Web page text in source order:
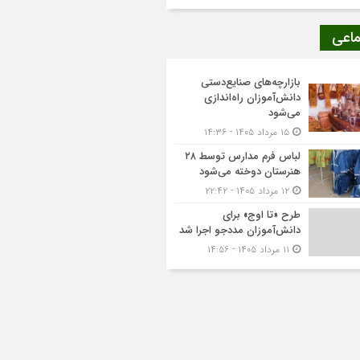
بازارچه‌های صنایع‌دستی
دانش‌آموزان راه‌اندازی
می‌شود
لباس فرم مدارس توسط ۲۸
هنرستان‌ دوخته می‌شود
طرح «تا اوج» برای
دانش‌آموزان مددجو اجرا شد